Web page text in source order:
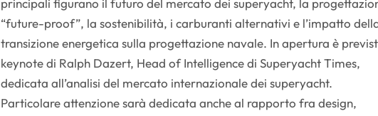
principali figurano il futuro del mercato dei superyacht, la
“future-proof”, la sostenibilità, i carburanti alternativi e l’impatto
transizione energetica sulla progettazione navale. In apertura è
keynote di Ralph Dazert, Head of Intelligence di Superyacht Times,
dedicata all’analisi del mercato internazionale dei superyacht.
Particolare attenzione sarà dedicata anche al rapporto fra design,